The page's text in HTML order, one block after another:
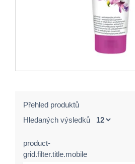
Přehled produktů
Hledaných výsledků
product-
grid.filter.title.mobile